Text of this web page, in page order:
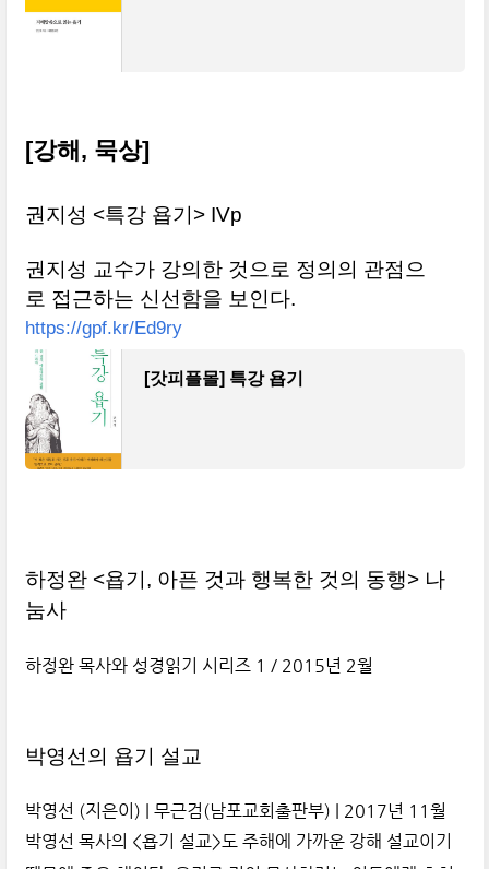
[강해, 묵상]
권지성 <특강 욥기> IVp
권지성 교수가 강의한 것으로 정의의 관점으
로 접근하는 신선함을 보인다.
https://gpf.kr/Ed9ry
[갓피플몰] 특강 욥기
하정완 <욥기, 아픈 것과 행복한 것의 동행> 나
눔사
하정완 목사와 성경읽기 시리즈 1 / 2015년 2월
박영선의 욥기 설교
박영선 (지은이) | 무근검(남포교회출판부) | 2017년 11월
박영선 목사의 <욥기 설교>도 주해에 가까운 강해 설교이기